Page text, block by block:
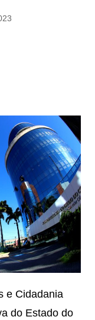
e Cidadania
do Estado do